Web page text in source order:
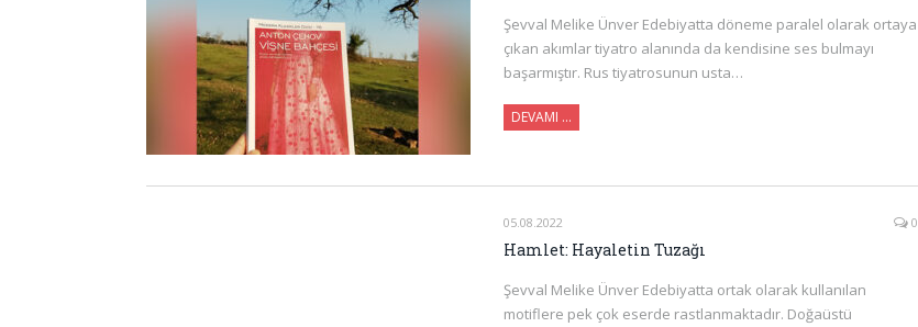
Şevval Melike Ünver Edebiyatta döneme paralel olarak ortaya
çıkan akımlar tiyatro alanında da kendisine ses bulmayı
başarmıştır. Rus tiyatrosunun usta…
DEVAMI …
05.08.2022 0
Hamlet: Hayaletin Tuzağı
Şevval Melike Ünver Edebiyatta ortak olarak kullanılan
motiflere pek çok eserde rastlanmaktadır. Doğaüstü